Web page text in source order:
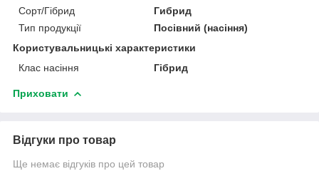
Сорт/Гібрид
Гибрид
Тип продукції
Посівний (насіння)
Користувальницькі характеристики
Клас насіння
Гібрид
Приховати
Відгуки про товар
Ще немає відгуків про цей товар